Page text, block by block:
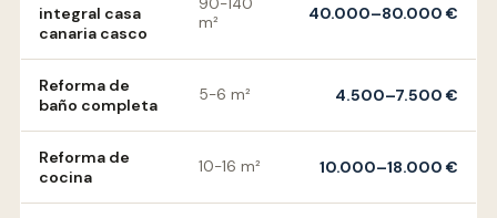
integral casa
canaria casco
90-140
m²
40.000–80.000 €
Reforma de
baño completa
5-6 m² 4.500–7.500 €
Reforma de
cocina
10-16 m² 10.000–18.000 €